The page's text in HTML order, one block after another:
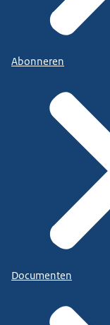
Abonneren
Documenten